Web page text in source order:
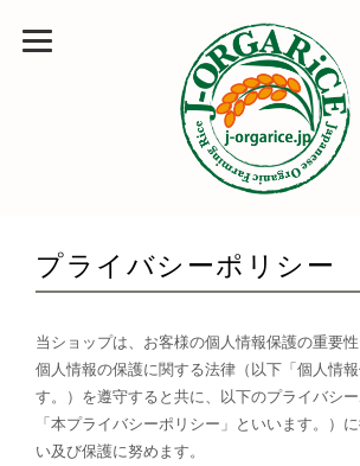
プライバシーポリシー
当ショップは、お客様の個人情報保護の重要性
個人情報の保護に関する法律（以下「個人情
す。）を遵守すると共に、以下のプライバシ
「本プライバシーポリシー」といいます。）
い及び保護に努めます。